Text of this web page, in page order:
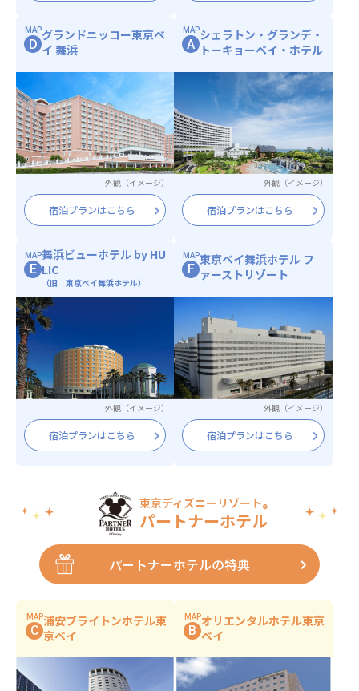
MAP
D
グランドニッコー東京ベ
イ 舞浜
外観（イメージ）
宿泊プランはこちら
MAP
A
シェラトン・グランデ・
トーキョーベイ・ホテル
外観（イメージ）
宿泊プランはこちら
MAP
E
舞浜ビューホテル by HU
LIC
（旧 東京ベイ舞浜ホテル）
外観（イメージ）
宿泊プランはこちら
MAP
F
東京ベイ舞浜ホテル フ
ァーストリゾート
外観（イメージ）
宿泊プランはこちら
東京ディズニーリゾート®
パートナーホテル
パートナーホテルの特典
MAP
C
浦安ブライトンホテル東
京ベイ
MAP
B
オリエンタルホテル東京
ベイ